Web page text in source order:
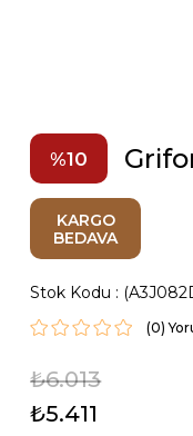
10
KARGO
BEDAVA
Stok Kodu
(0)
₺6.013
₺5.411